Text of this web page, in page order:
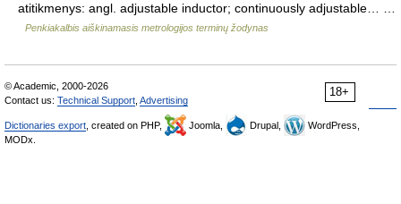
atitikmenys: angl. adjustable inductor; continuously adjustable… …
Penkiakalbis aiškinamasis metrologijos terminų žodynas
18+
© Academic, 2000-2026
Contact us: Technical Support Advertising
Dictionaries export , created on PHP, Joomla, Drupal,
WordPress,
MODx.